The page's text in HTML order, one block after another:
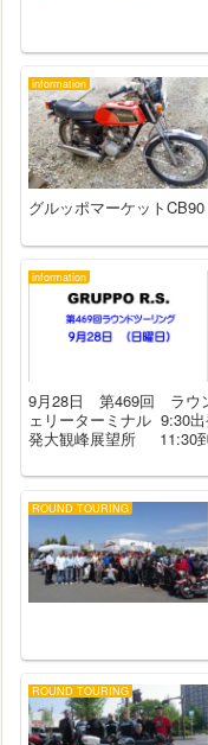
information
グルッポマーケット
information
9月28日 第469回 ラウ
ェリーターミナル
発大観峰展望所 11:30
ROUND TOURING
ROUND TOURING